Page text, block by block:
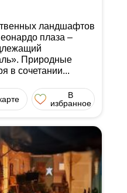
ландшафтов
плаза ‒
Природные
в сочетании...
В
избранное